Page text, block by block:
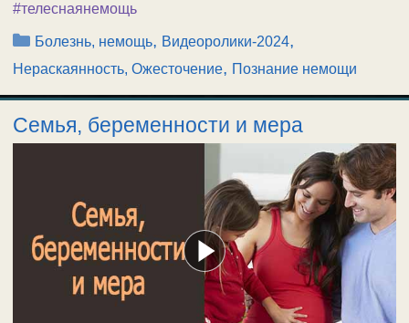
#телеснаянемощь
Рубрики
Болезнь, немощь, Видеоролики-2024,
Нераскаянность, Ожесточение, Познание немощи
Семья, беременности и мера